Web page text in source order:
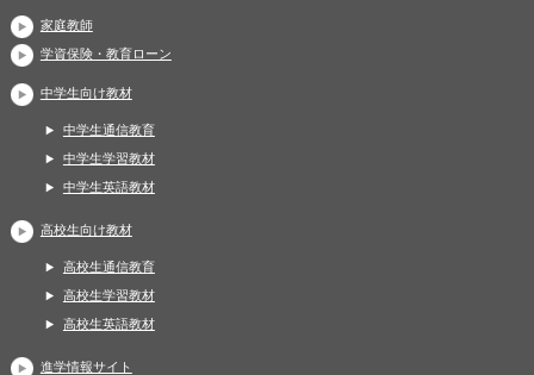
家庭教師
学資保険・教育ローン
中学生向け教材
中学生通信教育
中学生学習教材
中学生英語教材
高校生向け教材
高校生通信教育
高校生学習教材
高校生英語教材
進学情報サイト